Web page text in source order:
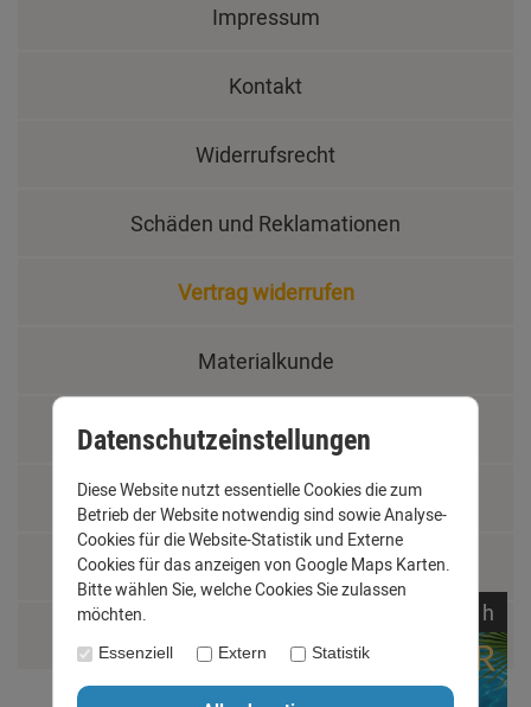
Impressum
Kontakt
Widerrufsrecht
Schäden und Reklamationen
Vertrag widerrufen
Materialkunde
Fachbegriffe
Jobs
Montage und Installationshilfen
h
Datenschutzeinstellungen
Diese Website nutzt essentielle Cookies die zum
Betrieb der Website notwendig sind sowie Analyse-
Cookies für die Website-Statistik und Externe
Cookies für das anzeigen von Google Maps Karten.
Bitte wählen Sie, welche Cookies Sie zulassen
möchten.
Essenziell Extern Statistik